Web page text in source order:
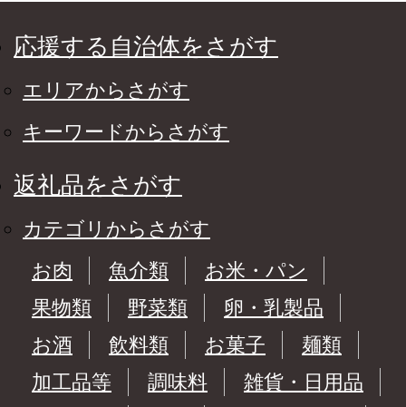
応援する自治体をさがす
エリアからさがす
キーワードからさがす
返礼品をさがす
カテゴリからさがす
お肉
魚介類
お米・パン
果物類
野菜類
卵・乳製品
お酒
飲料類 お菓子
麺類
加工品等
調味料
雑貨・日用品